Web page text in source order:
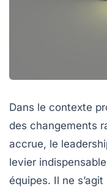
Dans le contexte
des changements
accrue, le
levier
équipes. Il ne